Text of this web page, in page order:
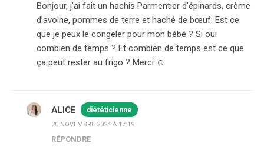
Bonjour, j’ai fait un hachis Parmentier d’épinards, crème
d’avoine, pommes de terre et haché de bœuf. Est ce
que je peux le congeler pour mon bébé ? Si oui
combien de temps ? Et combien de temps est ce que
ça peut rester au frigo ? Merci ☺️
ALICE diététicienne
20 NOVEMBRE 2024 À 17:19
RÉPONDRE